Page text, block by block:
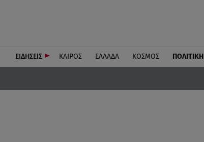
ΕΙΔΗΣΕΙΣ ΚΑΙΡΟΣ ΕΛΛΑΔΑ ΚΟΣΜΟΣ ΠΟΛΙΤΙΚΗ